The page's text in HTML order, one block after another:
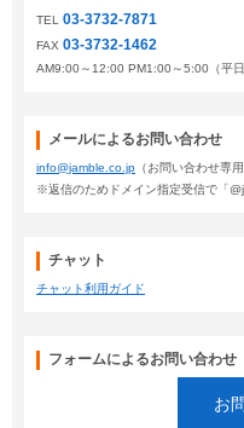
TEL 03-3732-7871
FAX 03-3732-1462
AM9:00～12:00 PM1:00～5:00（平日
メールによるお問い合わせ
info@jamble.co.jp （お問い合わせ専用
※返信のためドメイン指定受信で「
チャット
チャット利用ガイド
フォームによるお問い合わせ
お